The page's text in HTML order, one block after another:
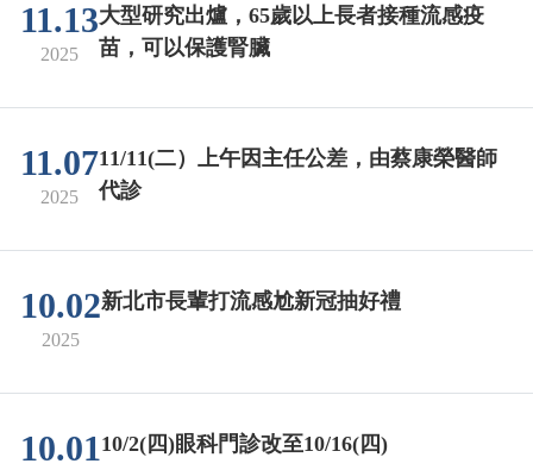
11.13
2025
大型研究出爐，65歲以上長者接種流感疫
苗，可以保護腎臟
11.07
2025
11/11(二）上午因主任公差，由蔡康榮醫師
代診
10.02
2025
新北市長輩打流感尬新冠抽好禮
10.0110/2(四)眼科門診改至10/16(四)